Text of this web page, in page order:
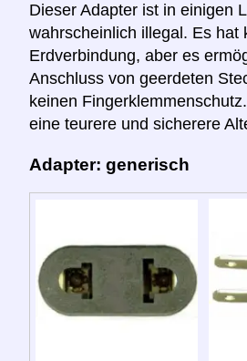
Dieser Adapter ist in einigen
wahrscheinlich illegal. Es hat
Erdverbindung, aber es
Anschluss von geerdeten
keinen
eine teurere und sicherere
Adapter: generisch